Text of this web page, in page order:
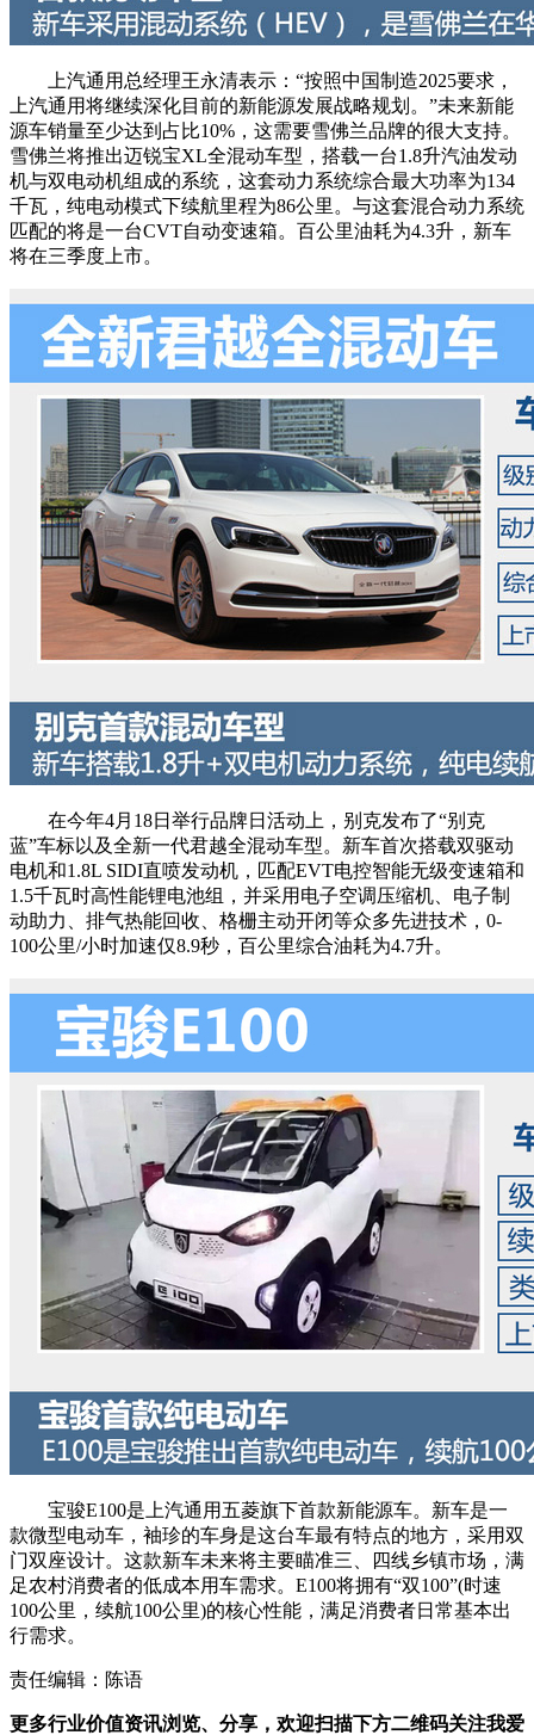
上汽通用总经理王永清表示：“按照中国制造2025要求，
上汽通用将继续深化目前的新能源发展战略规划。”未来新能
源车销量至少达到占比10%，这需要雪佛兰品牌的很大支持。
雪佛兰将推出迈锐宝XL全混动车型，搭载一台1.8升汽油发动
机与双电动机组成的系统，这套动力系统综合最大功率为134
千瓦，纯电动模式下续航里程为86公里。与这套混合动力系统
匹配的将是一台CVT自动变速箱。百公里油耗为4.3升，新车
将在三季度上市。
在今年4月18日举行品牌日活动上，别克发布了“别克
蓝”车标以及全新一代君越全混动车型。新车首次搭载双驱动
电机和1.8L SIDI直喷发动机，匹配EVT电控智能无级变速箱和
1.5千瓦时高性能锂电池组，并采用电子空调压缩机、电子制
动助力、排气热能回收、格栅主动开闭等众多先进技术，0-
100公里/小时加速仅8.9秒，百公里综合油耗为4.7升。
宝骏E100是上汽通用五菱旗下首款新能源车。新车是一
款微型电动车，袖珍的车身是这台车最有特点的地方，采用双
门双座设计。这款新车未来将主要瞄准三、四线乡镇市场，满
足农村消费者的低成本用车需求。E100将拥有“双100”(时速
100公里，续航100公里)的核心性能，满足消费者日常基本出
行需求。
责任编辑：陈语
更多行业价值资讯浏览、分享，欢迎扫描下方二维码关注我爱